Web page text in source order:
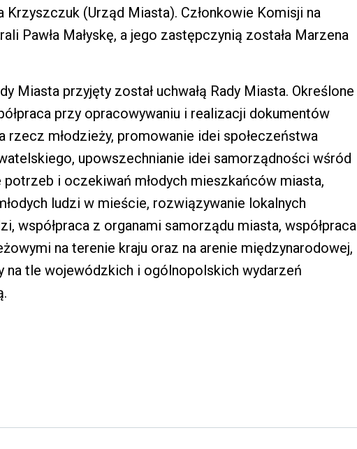
Krzyszczuk (Urząd Miasta). Członkowie Komisji na
Pawła Małyskę, a jego zastępczynią została Marzena
Miasta przyjęty został uchwałą Rady Miasta. Określone
przy opracowywaniu i realizacji dokumentów
rzecz młodzieży, promowanie idei społeczeństwa
upowszechnianie idei samorządności wśród
potrzeb i oczekiwań młodych mieszkańców miasta,
ludzi w mieście, rozwiązywanie lokalnych
współpraca z organami samorządu miasta, współpraca
na terenie kraju oraz na arenie międzynarodowej,
na tle wojewódzkich i ogólnopolskich wydarzeń